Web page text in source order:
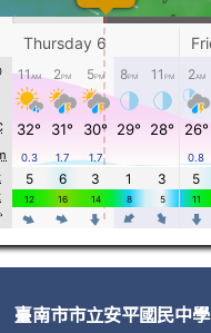
容
臺南市市立安平國民中學